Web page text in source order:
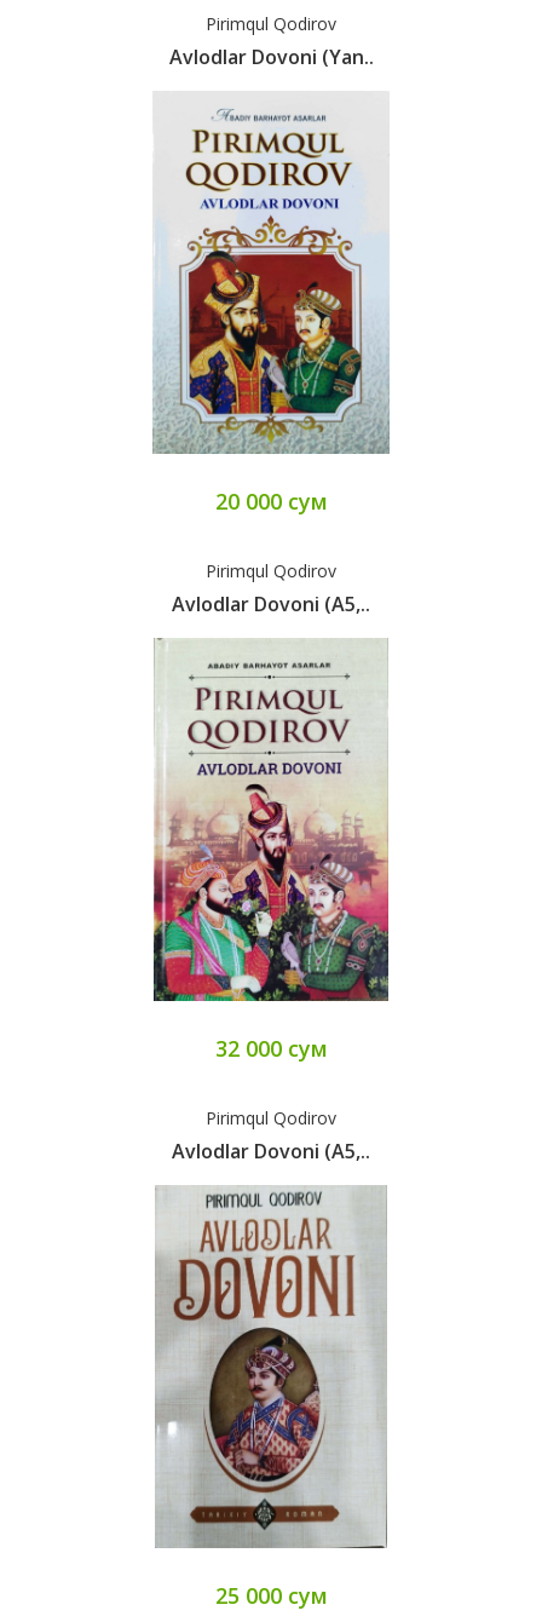
Pirimqul Qodirov
Avlodlar Dovoni (yan..
20 000 сум
Pirimqul Qodirov
Avlodlar Dovoni (А5,..
32 000 сум
Pirimqul Qodirov
Avlodlar Dovoni (А5,..
25 000 сум